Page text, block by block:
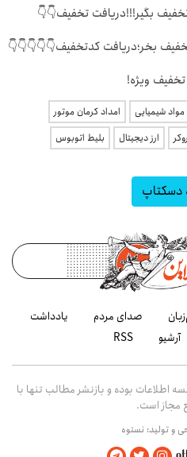
بگیر!!!دریافت تخفیف👇👇
بخر؛دریافت کدتخفیف👇👇👇👇👇
ویژه!
شیمیایی
امداد کرمان موتور
ارز دیجیتال بلیط اتوبوس
صدای مردم
یادداشت
آرشیو RSS
بوده و بازنشر مطالب تنها با
مجاز است.
و تولید: نستوه